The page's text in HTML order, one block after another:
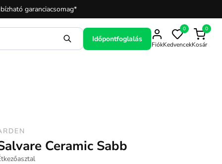
garanciacsomag*
Időpontfoglalás
Fiók
0
Kedvencek
0
Kosár
Ceramic Sabb